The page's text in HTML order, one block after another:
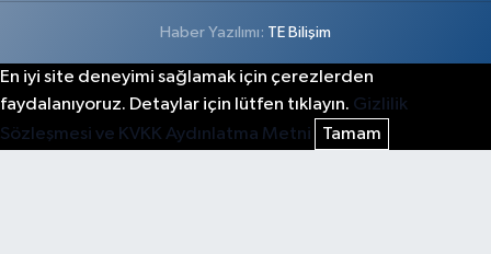
Haber Yazılımı: TE Bilişim
En iyi site deneyimi sağlamak için çerezlerden
faydalanıyoruz. Detaylar için lütfen tıklayın. Gizlilik
Sözleşmesi ve KVKK Aydınlatma Metni
Tamam